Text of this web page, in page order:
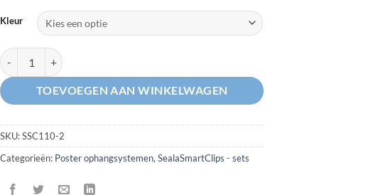
Kleur
Poster Ophangsysteem SealaSmartClip 110cm set aantal
TOEVOEGEN AAN WINKELWAGEN
SKU:SSC110-2
Categorieën: Poster ophangsystemen,SealaSmartClips - sets